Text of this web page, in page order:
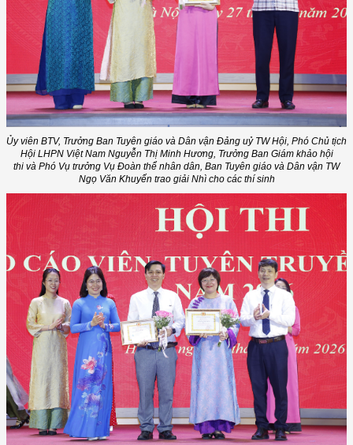
Ủy viên BTV, Trưởng Ban Tuyên giáo và Dân vận Đảng uỷ TW Hội, Phó Chủ tịch
Hội LHPN Việt Nam Nguyễn Thị Minh Hương, Trưởng Ban Giám khảo hội
thi và Phó Vụ trưởng Vụ Đoàn thể nhân dân, Ban Tuyên giáo và Dân vận TW
Ngọ Văn Khuyến trao giải Nhì cho các thí sinh